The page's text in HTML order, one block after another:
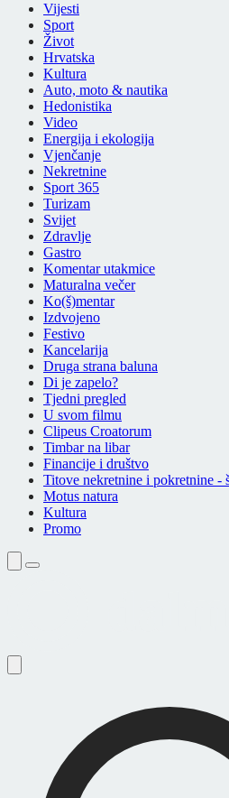
Vijesti
Sport
Život
Hrvatska
Kultura
Auto, moto & nautika
Hedonistika
Video
Energija i ekologija
Vjenčanje
Nekretnine
Sport 365
Turizam
Svijet
Zdravlje
Gastro
Komentar utakmice
Maturalna večer
Ko(š)mentar
Izdvojeno
Festivo
Kancelarija
Druga strana baluna
Di je zapelo?
Tjedni pregled
U svom filmu
Clipeus Croatorum
Timbar na libar
Financije i društvo
Titove nekretnine i pokretnine -
Motus natura
Kultura
Promo